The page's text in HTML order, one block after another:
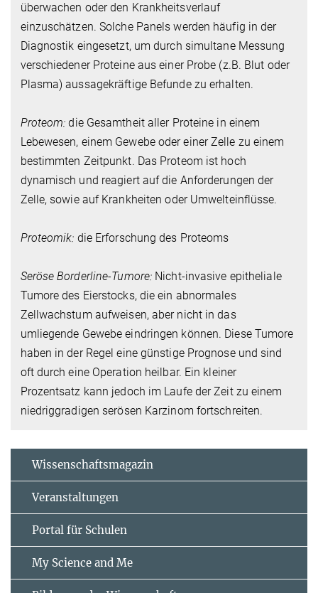
überwachen oder den Krankheitsverlauf
einzuschätzen. Solche Panels werden häufig in der
Diagnostik eingesetzt, um durch simultane Messung
verschiedener Proteine aus einer Probe (z.B. Blut oder
Plasma) aussagekräftige Befunde zu erhalten.
Proteom:die Gesamtheit aller Proteine in einem
Lebewesen, einem Gewebe oder einer Zelle zu einem
bestimmten Zeitpunkt. Das Proteom ist hoch
dynamisch und reagiert auf die Anforderungen der
Zelle, sowie auf Krankheiten oder Umwelteinflüsse.
Proteomik: die Erforschung des Proteoms
Seröse Borderline-Tumore: Nicht-invasive epitheliale
Tumore des Eierstocks, die ein abnormales
Zellwachstum aufweisen, aber nicht in das
umliegende Gewebe eindringen können. Diese Tumore
haben in der Regel eine günstige Prognose und sind
oft durch eine Operation heilbar. Ein kleiner
Prozentsatz kann jedoch im Laufe der Zeit zu einem
niedriggradigen serösen Karzinom fortschreiten.
Wissenschaftsmagazin
Veranstaltungen
Portal für Schulen
My Science and Me